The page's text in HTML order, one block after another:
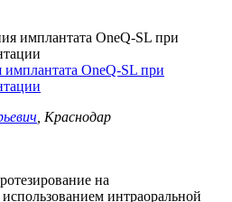
OneQ-SL при
, Краснодар